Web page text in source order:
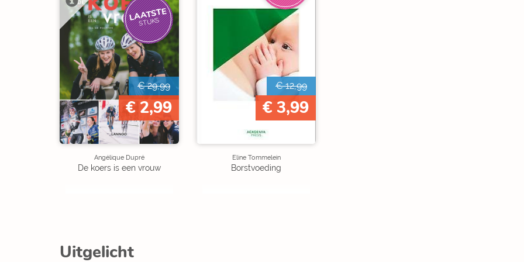
LAATSTE
STUKS
€ 29,99
€ 2,99
Angélique Dupré
De koers is een vrouw
€ 12,99
€ 3,99
Eline Tommelein
Borstvoeding
Uitgelicht